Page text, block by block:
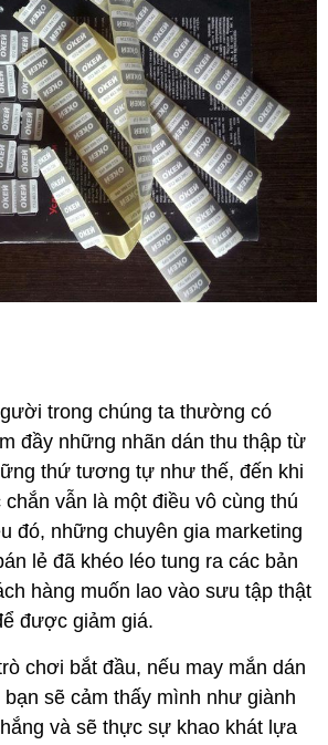
trong chúng ta thường có
đầy những nhãn dán thu thập từ
thứ tương tự như thế, đến khi
chắn vẫn là một điều vô cùng thú
đó, những chuyên gia marketing
lẻ đã khéo léo tung ra các bản
hàng muốn lao vào sưu tập thật
được giảm giá.
chơi bắt đầu, nếu may mắn dán
sẽ cảm thấy mình như giành
và sẽ thực sự khao khát lựa